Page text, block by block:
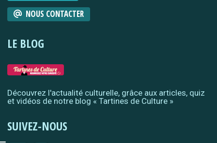
NOUS CONTACTER
LE BLOG
Découvrez l'actualité culturelle, grâce aux articles, quiz
et vidéos de notre blog « Tartines de Culture »
SUIVEZ-NOUS